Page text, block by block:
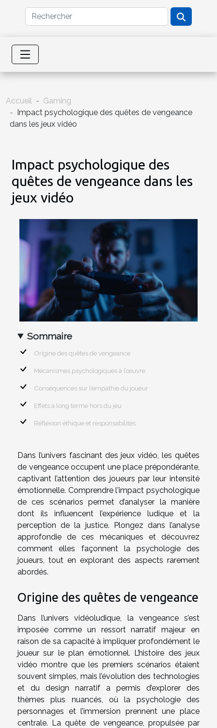
Accueil
Gaming
Impact psychologique des quêtes de vengeance
dans les jeux vidéo
Impact psychologique des
quêtes de vengeance dans les
jeux vidéo
Sommaire
Origine des quêtes de vengeance
Mécanismes psychologiques à l’œuvre
Conséquences sur l’empathie du joueur
Effets à long terme hors du jeu
Réflexion éthique et responsabilités
Dans l’univers fascinant des jeux vidéo, les quêtes
de vengeance occupent une place prépondérante,
captivant l’attention des joueurs par leur intensité
émotionnelle. Comprendre l'impact psychologique
de ces scénarios permet d’analyser la manière
dont ils influencent l’expérience ludique et la
perception de la justice. Plongez dans l’analyse
approfondie de ces mécaniques et découvrez
comment elles façonnent la psychologie des
joueurs, tout en explorant des aspects rarement
abordés.
Origine des quêtes de vengeance
Dans l’univers vidéoludique, la vengeance s’est
imposée comme un ressort narratif majeur en
raison de sa capacité à impliquer profondément le
joueur sur le plan émotionnel. L’histoire des jeux
vidéo montre que les premiers scénarios étaient
souvent simples, mais l’évolution des technologies
et du design narratif a permis d’explorer des
thèmes plus nuancés, où la psychologie des
personnages et l’immersion prennent une place
centrale. La quête de vengeance, propulsée par